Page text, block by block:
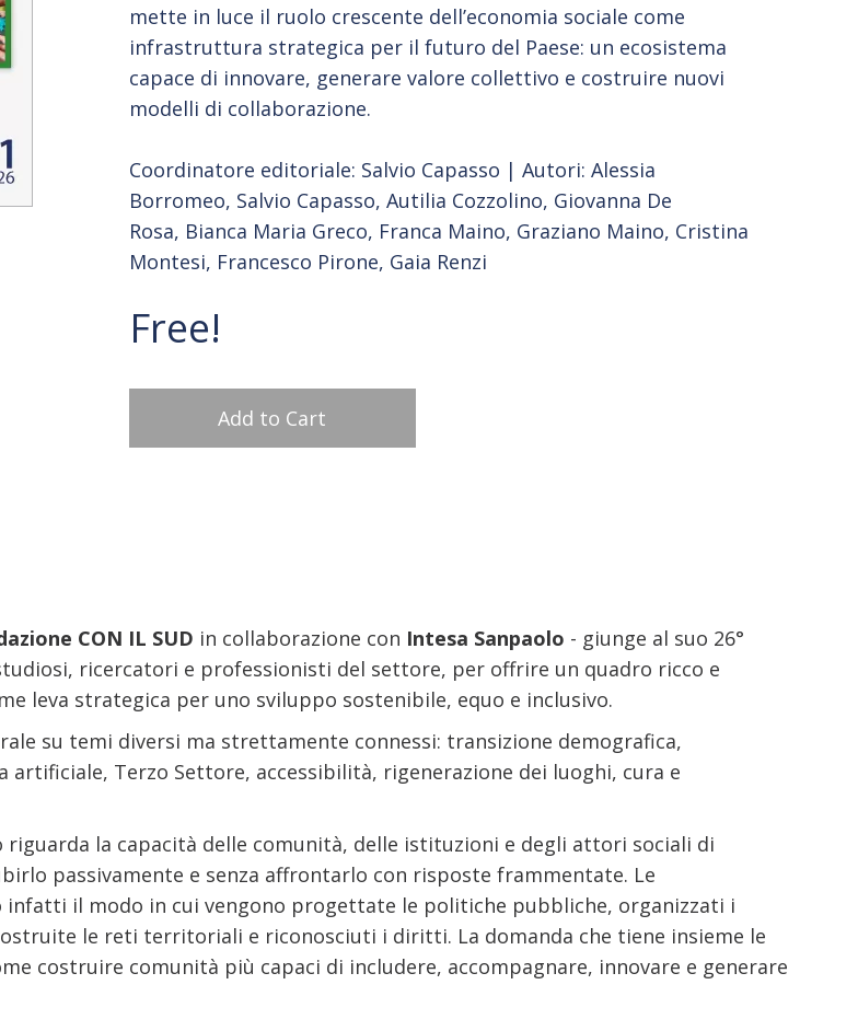
mette in luce il ruolo crescente dell’economia sociale come
infrastruttura strategica per il futuro del Paese: un ecosistema
capace di innovare, generare valore collettivo e costruire nuovi
modelli di collaborazione.
Coordinatore editoriale: Salvio Capasso | Autori: Alessia
Borromeo, Salvio Capasso, Autilia Cozzolino, Giovanna De
Rosa, Bianca Maria Greco, Franca Maino, Graziano Maino, Cristina
Montesi, Francesco Pirone, Gaia Renzi
Free!
Add to Cart
CON IL SUD in collaborazione con Intesa Sanpaolo - giunge al suo 26°
ricercatori e professionisti del settore, per offrire un quadro ricco e
leva strategica per uno sviluppo sostenibile, equo e inclusivo.
su temi diversi ma strettamente connessi: transizione demografica,
artificiale, Terzo Settore, accessibilità, rigenerazione dei luoghi, cura e
la capacità delle comunità, delle istituzioni e degli attori sociali di
passivamente e senza affrontarlo con risposte frammentate. Le
il modo in cui vengono progettate le politiche pubbliche, organizzati i
le reti territoriali e riconosciuti i diritti. La domanda che tiene insieme le
costruire comunità più capaci di includere, accompagnare, innovare e generare